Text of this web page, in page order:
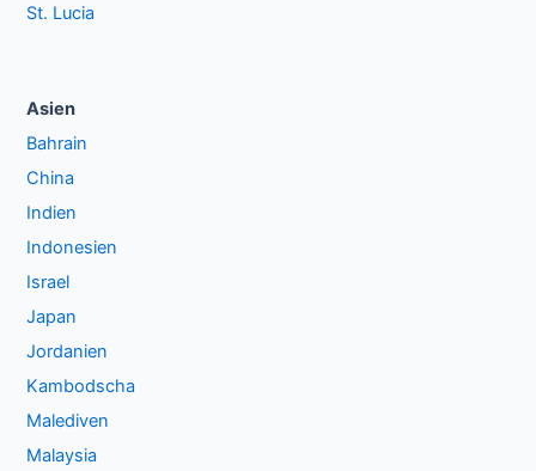
St. Lucia
Asien
Bahrain
China
Indien
Indonesien
Israel
Japan
Jordanien
Kambodscha
Malediven
Malaysia